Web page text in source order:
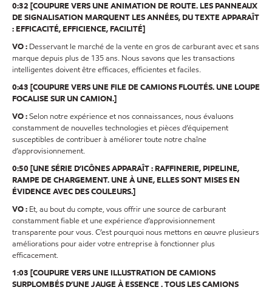
0:32 [COUPURE VERS UNE ANIMATION DE ROUTE. LES PANNEAUX
DE SIGNALISATION MARQUENT LES ANNÉES, DU TEXTE APPARAÎT
: EFFICACITÉ, EFFICIENCE, FACILITÉ]
VO : Desservant le marché de la vente en gros de carburant avec et sans
marque depuis plus de 135 ans. Nous savons que les transactions
intelligentes doivent être efficaces, efficientes et faciles.
0:43 [COUPURE VERS UNE FILE DE CAMIONS FLOUTÉS. UNE LOUPE
FOCALISE SUR UN CAMION.]
VO :Selon notre expérience et nos connaissances, nous évaluons
constamment de nouvelles technologies et pièces d’équipement
susceptibles de contribuer à améliorer toute notre chaîne
d’approvisionnement.
0:50 [UNE SÉRIE D’ICÔNES APPARAÎT : RAFFINERIE, PIPELINE,
RAMPE DE CHARGEMENT. UNE À UNE, ELLES SONT MISES EN
ÉVIDENCE AVEC DES COULEURS.]
VO : Et, au bout du compte, vous offrir une source de carburant
constamment fiable et une expérience d’approvisionnement
transparente pour vous. C’est pourquoi nous mettons en œuvre plusieurs
améliorations pour aider votre entreprise à fonctionner plus
efficacement.
1:03 [COUPURE VERS UNE ILLUSTRATION DE CAMIONS
SURPLOMBÉS D’UNE JAUGE À ESSENCE . TOUS LES CAMIONS